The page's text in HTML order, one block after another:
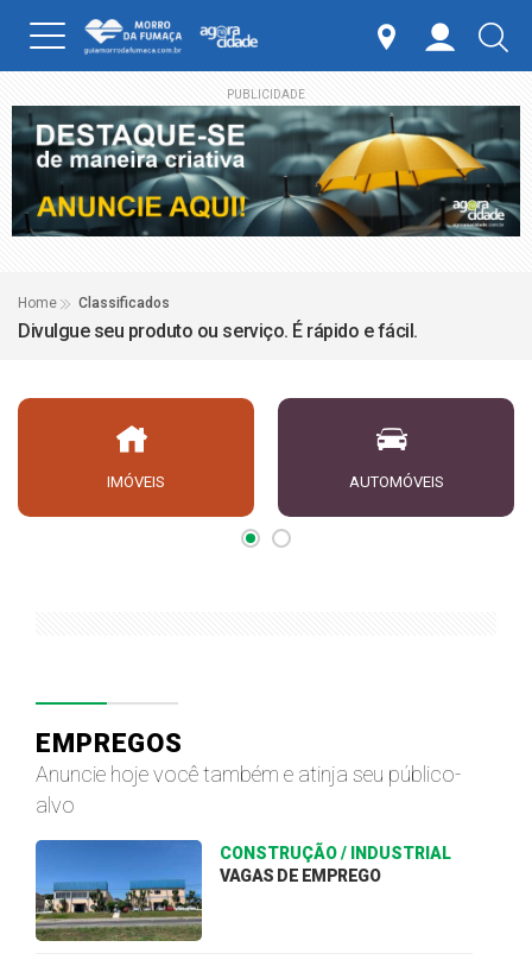
PUBLICIDADE
Home Classificados
Divulgue seu produto ou serviço. É rápido e fácil.
IMÓVEIS AUTOMÓVEIS
EMPREGOS
Anuncie hoje você também e atinja seu público-
alvo
CONSTRUÇÃO / INDUSTRIAL
VAGAS DE EMPREGO